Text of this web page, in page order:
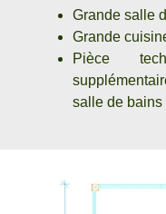
Grande salle
Grande
Pièce
salle de bains